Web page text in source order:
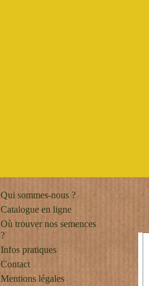
Qui sommes-nous ?
Catalogue en ligne
Où trouver nos semences
?
Infos pratiques
Contact
Mentions légales